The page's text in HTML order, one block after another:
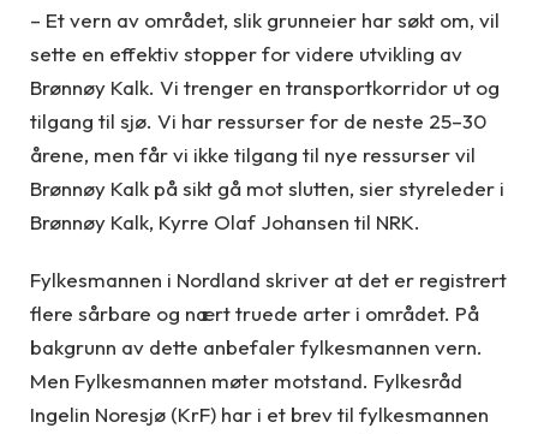
– Et vern av området, slik grunneier har søkt om, vil
sette en effektiv stopper for videre utvikling av
Brønnøy Kalk. Vi trenger en transportkorridor ut og
tilgang til sjø. Vi har ressurser for de neste 25–30
årene, men får vi ikke tilgang til nye ressurser vil
Brønnøy Kalk på sikt gå mot slutten, sier styreleder i
Brønnøy Kalk, Kyrre Olaf Johansen til NRK.
Fylkesmannen i Nordland skriver at det er registrert
flere sårbare og nært truede arter i området. På
bakgrunn av dette anbefaler fylkesmannen vern.
Men Fylkesmannen møter motstand. Fylkesråd
Ingelin Noresjø (KrF) har i et brev til fylkesmannen